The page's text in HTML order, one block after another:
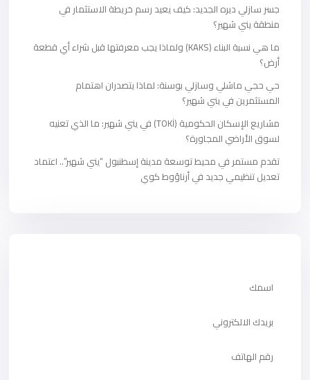
جسر سازلي ديره الجديد: كيف يعيد رسم خريطة الاستثمار في
منطقة يني شهير؟
ما هي نسبة البناء (KAKS) ولماذا يجب معرفتها قبل شراء أي قطعة
أرض؟
حي حجي ماشلي وسازلي بوسنة: لماذا يتصدران اهتمام
المستثمرين في يني شهير؟
مشاريع الإسكان الحكومية (TOKİ) في يني شهير: ما الذي تعنيه
لسوق الأراضي المجاورة؟
تقدم مستمر في محيط توسعة مدينة إسطنبول “يني شهير”.. اعتماد
تعديل تنظيمي جديد في أرناؤوط كوي